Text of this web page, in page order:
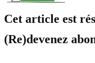
Cet article est
(Re)devenez